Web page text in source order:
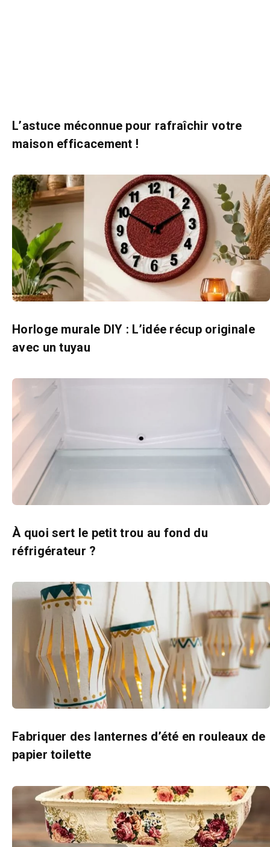
L’astuce méconnue pour rafraîchir votre
maison efficacement !
Horloge murale DIY : L’idée récup originale
avec un tuyau
À quoi sert le petit trou au fond du
réfrigérateur ?
Fabriquer des lanternes d’été en rouleaux de
papier toilette